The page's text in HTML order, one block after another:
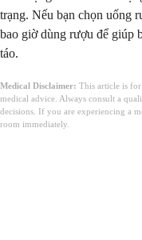
trạng. Nếu bạn chọn uống
bao giờ dùng rượu để giúp
táo.
Medical Disclaimer: This article is
medical advice. Always consult a
decisions. If you are experiencing a
room immediately.